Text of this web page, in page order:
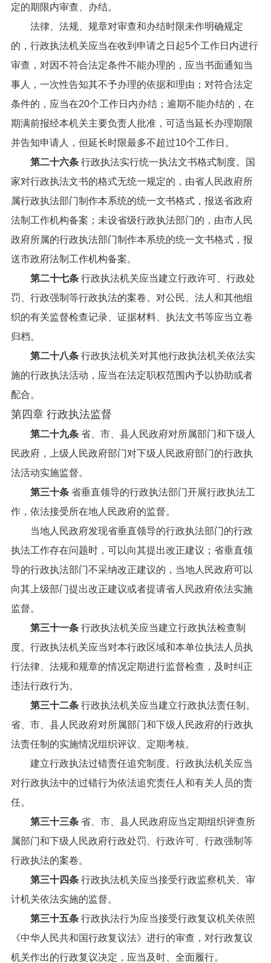
定的期限内审查、办结。
法律、法规、规章对审查和办结时限未作明确规定
的，行政执法机关应当在收到申请之日起5个工作日内进行
审查，对因不符合法定条件不能办理的，应当书面通知当
事人，一次性告知其不予办理的依据和理由；对符合法定
条件的，应当在20个工作日内办结；逾期不能办结的，在
期满前报经本机关主要负责人批准，可适当延长办理期限
并告知申请人，但延长时限最多不超过10个工作日。
第二十六条 行政执法实行统一执法文书格式制度。国
家对行政执法文书的格式无统一规定的，由省人民政府所
属行政执法部门制作本系统的统一文书格式，报送省政府
法制工作机构备案；未设省级行政执法部门的，由市人民
政府所属的行政执法部门制作本系统的统一文书格式，报
送市政府法制工作机构备案。
第二十七条 行政执法机关应当建立行政许可、行政处
罚、行政强制等行政执法的案卷。对公民、法人和其他组
织的有关监督检查记录、证据材料、执法文书等应当立卷
归档。
第二十八条 行政执法机关对其他行政执法机关依法实
施的行政执法活动，应当在法定职权范围内予以协助或者
配合。
第四章 行政执法监督
第二十九条 省、市、县人民政府对所属部门和下级人
民政府，上级人民政府部门对下级人民政府部门的行政执
法活动实施监督。
第三十条 省垂直领导的行政执法部门开展行政执法工
作，依法接受所在地人民政府的监督。
当地人民政府发现省垂直领导的行政执法部门的行政
执法工作存在问题时，可以向其提出改正建议；省垂直领
导的行政执法部门不采纳改正建议的，当地人民政府可以
向其上级部门提出改正建议或者提请省人民政府依法实施
监督。
第三十一条 行政执法机关应当建立行政执法检查制
度。行政执法机关应当对本行政区域和本单位执法人员执
行法律、法规和规章的情况定期进行监督检查，及时纠正
违法行政行为。
第三十二条 行政执法机关应当建立行政执法责任制。
省、市、县人民政府对所属部门和下级人民政府的行政执
法责任制的实施情况组织评议、定期考核。
建立行政执法过错责任追究制度。行政执法机关应当
对行政执法中的过错行为依法追究责任人和有关人员的责
任。
第三十三条 省、市、县人民政府应当定期组织评查所
属部门和下级人民政府行政处罚、行政许可、行政强制等
行政执法的案卷。
第三十四条 行政执法机关应当接受行政监察机关、审
计机关依法实施的监督。
第三十五条 行政执法行为应当接受行政复议机关依照
《中华人民共和国行政复议法》进行的审查，对行政复议
机关作出的行政复议决定，应当及时、全面履行。